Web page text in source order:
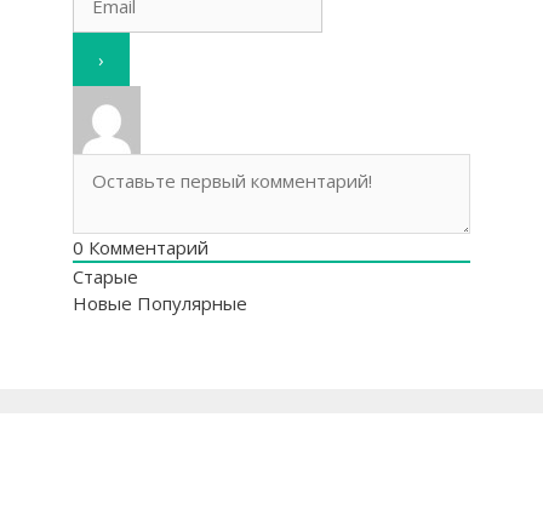
0 Комментарий
Старые
Новые Популярные